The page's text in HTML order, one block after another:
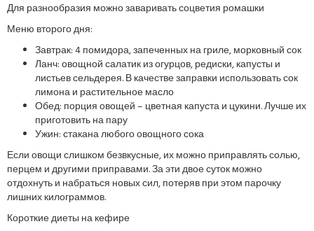
Для разнообразия можно заваривать соцветия ромашки
Меню второго дня:
Завтрак: 4 помидора, запеченных на гриле, морковный сок
Ланч: овощной салатик из огурцов, редиски, капусты и
листьев сельдерея. В качестве заправки использовать сок
лимона и растительное масло
Обед: порция овощей – цветная капуста и цукини. Лучше их
приготовить на пару
Ужин: стакана любого овощного сока
Если овощи слишком безвкусные, их можно приправлять солью,
перцем и другими приправами. За эти двое суток можно
отдохнуть и набраться новых сил, потеряв при этом парочку
лишних килограммов.
Короткие диеты на кефире